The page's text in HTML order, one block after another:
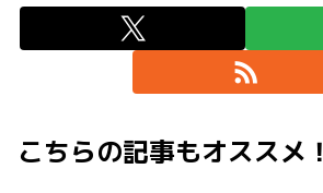
こちらの記事もオススメ！